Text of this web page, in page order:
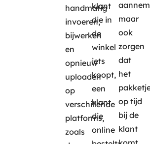
handmatig
invoeren,
bijwerken
en
opnieuw
uploaden
op
verschillende
platforms,
zoals
klant
die in
de
winkel
iets
koopt,
een
klant
die
online
maar
ook
zorgen
dat
het
op tijd
bij de
klant